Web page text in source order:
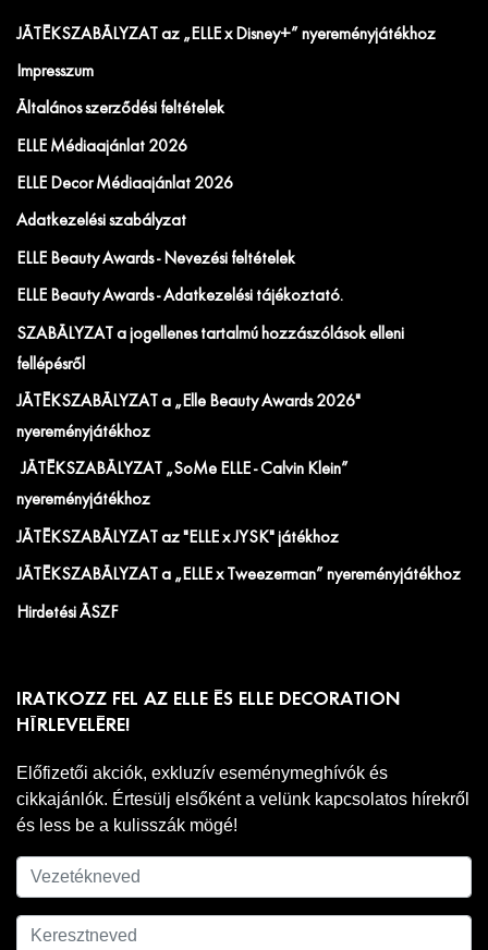
JÁTÉKSZABÁLYZAT az „ELLE x Disney+” nyereményjátékhoz
Impresszum
Általános szerződési feltételek
ELLE Médiaajánlat 2026
ELLE Decor Médiaajánlat 2026
Adatkezelési szabályzat
ELLE Beauty Awards - Nevezési feltételek
ELLE Beauty Awards - Adatkezelési tájékoztató.
SZABÁLYZAT a jogellenes tartalmú hozzászólások elleni
fellépésről
JÁTÉKSZABÁLYZAT a „Elle Beauty Awards 2026"
nyereményjátékhoz
JÁTÉKSZABÁLYZAT „SoMe ELLE - Calvin Klein”
nyereményjátékhoz
JÁTÉKSZABÁLYZAT az "ELLE x JYSK" játékhoz
JÁTÉKSZABÁLYZAT a „ELLE x Tweezerman” nyereményjátékhoz
Hirdetési ÁSZF
IRATKOZZ FEL AZ ELLE ÉS ELLE DECORATION
HÍRLEVELÉRE!
Előfizetői akciók, exkluzív eseménymeghívók és
cikkajánlók. Értesülj elsőként a velünk kapcsolatos hírekről
és less be a kulisszák mögé!